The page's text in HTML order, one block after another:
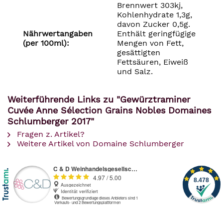
Nährwertangaben
(per 100ml):
Brennwert 303kj,
Kohlenhydrate 1,3g,
davon Zucker 0,5g.
Enthält geringfügige
Mengen von Fett,
gesättigten
Fettsäuren, Eiweiß
und Salz.
Weiterführende Links zu "Gewürztraminer
Cuvée Anne Sélection Grains Nobles Domaines
Schlumberger 2017"
Fragen z. Artikel?
Weitere Artikel von Domaine Schlumberger